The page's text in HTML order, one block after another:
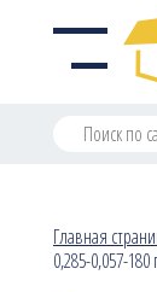
Главная
0,285-0,057-180